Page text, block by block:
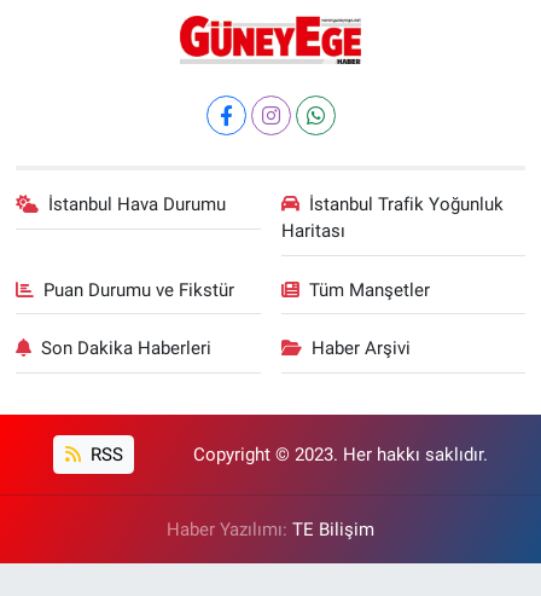
İstanbul Hava Durumu
İstanbul Trafik Yoğunluk
Haritası
Puan Durumu ve Fikstür Tüm Manşetler
Son Dakika Haberleri Haber Arşivi
RSS Copyright © 2023. Her hakkı saklıdır.
Haber Yazılımı: TE Bilişim